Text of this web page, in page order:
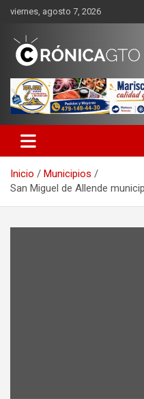
Saltar
contenido
viernes, agosto 7, 2026
CRONICA
Inicio
Municipios
San Miguel de Allende